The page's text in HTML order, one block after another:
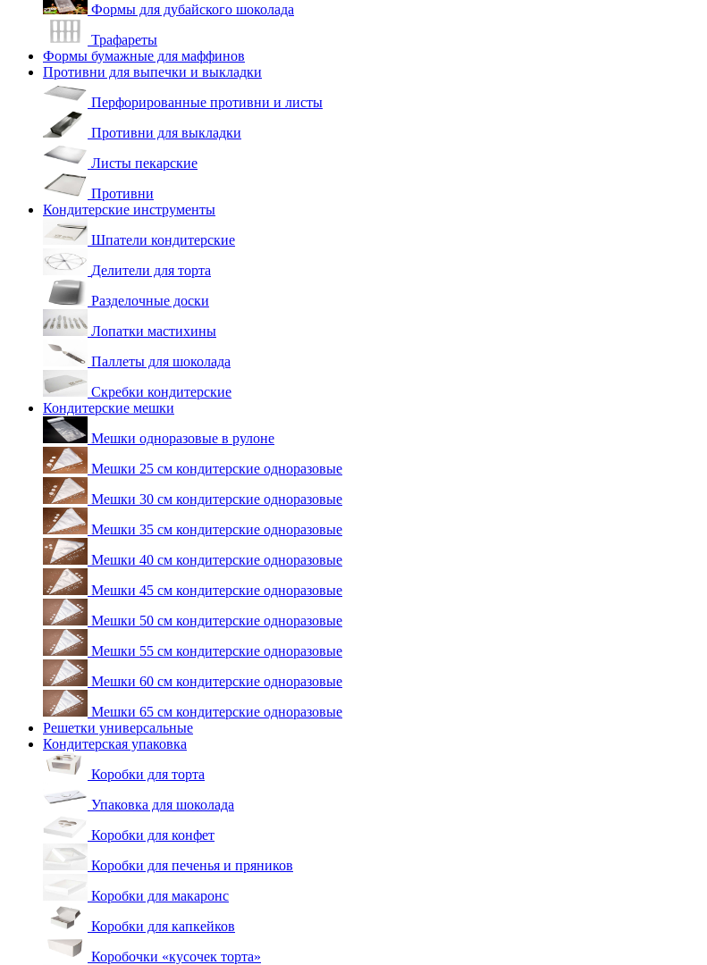
Формы для дубайского шоколада
Трафареты
Формы бумажные для маффинов
Противни для выпечки и выкладки
Перфорированные противни и листы
Противни для выкладки
Листы пекарские
Противни
Кондитерские инструменты
Шпатели кондитерские
Делители для торта
Разделочные доски
Лопатки мастихины
Паллеты для шоколада
Скребки кондитерские
Кондитерские мешки
Мешки одноразовые в рулоне
Мешки 25 см кондитерские одноразовые
Мешки 30 см кондитерские одноразовые
Мешки 35 см кондитерские одноразовые
Мешки 40 см кондитерские одноразовые
Мешки 45 см кондитерские одноразовые
Мешки 50 см кондитерские одноразовые
Мешки 55 см кондитерские одноразовые
Мешки 60 см кондитерские одноразовые
Мешки 65 см кондитерские одноразовые
Решетки универсальные
Кондитерская упаковка
Коробки для торта
Упаковка для шоколада
Коробки для конфет
Коробки для печенья и пряников
Коробки для макаронс
Коробки для капкейков
Коробочки «кусочек торта»